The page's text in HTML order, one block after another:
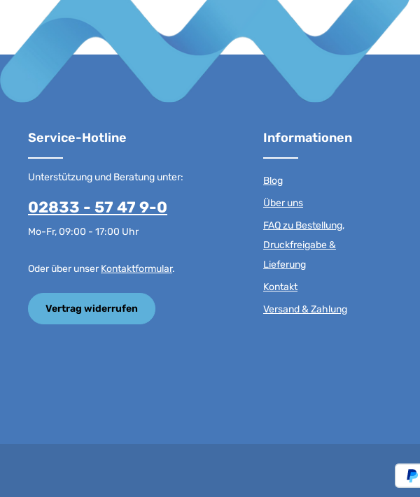
Service-Hotline
Unterstützung und Beratung unter:
02833 - 57 47 9-0
Mo-Fr, 09:00 - 17:00 Uhr
Oder über unserKontaktformular.
Vertrag widerrufen
Informationen
Blog
Über uns
FAQ zu Bestellung,
Druckfreigabe &
Lieferung
Kontakt
Versand & Zahlung